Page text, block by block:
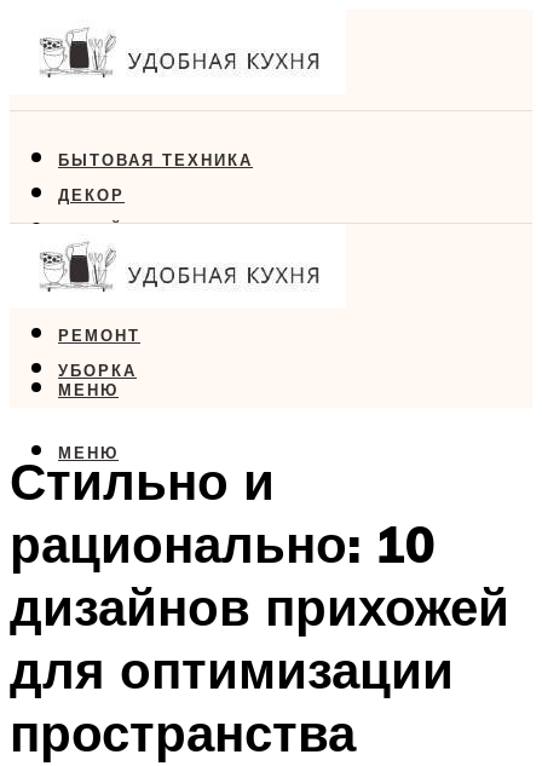
БЫТОВАЯ ТЕХНИКА
ДЕКОР
ДИЗАЙН
ЕДА
РЕМОНТ
УБОРКА
МЕНЮ
МЕНЮ
Стильно и
рационально: 10
дизайнов прихожей
для оптимизации
пространства